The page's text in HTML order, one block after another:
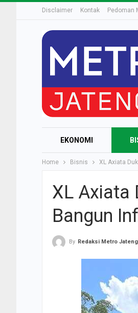
Disclaimer Kontak Pedoman
EKONOMI
Home Bisnis XL Axiata
XL Axiata
Bangun
By Redaksi Metro Jateng